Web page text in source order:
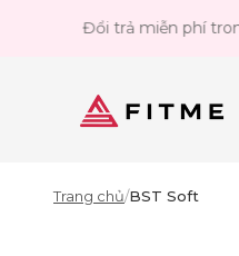
Bỏ qua đến nội dung
Đổi trả miễn phí trong 14 ngày
Fitme Sportswear
Trang chủ/BST Soft